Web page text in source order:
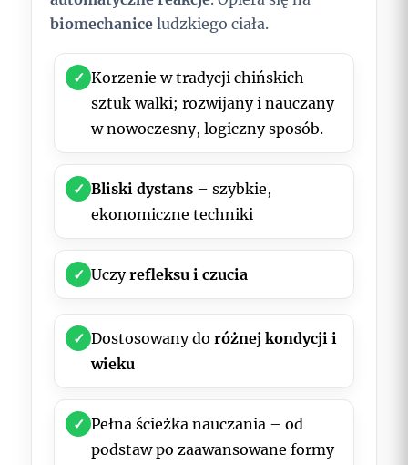
biomechanice ludzkiego ciała.
✓ Korzenie w tradycji chińskich
sztuk walki; rozwijany i nauczany
w nowoczesny, logiczny sposób.
✓ Bliski dystans – szybkie,
ekonomiczne techniki
✓ Uczyrefleksu i czucia
✓ Dostosowany doróżnej kondycji i
wieku
✓ Pełna ścieżka nauczania – od
podstaw po zaawansowane formy